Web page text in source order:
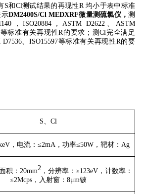
S和 Cl测试结果的再现性R 均小于表中标准
示DM2400S/Cl MEDXRF微量测硫氯仪， 测
， ISO20884，ASTM D2622、ASTM
等标准有关再现性R的要求；测Cl完全满足
D7536、 ISO15597等标准有关再现性R的要
S、 Cl
，电流： ≤2mA ，功率≤50W ，靶材： Ag
积： 20mm2，分辨率： ≥123eV，计数率：
≤2Mcps ，入射窗： 8μm铍